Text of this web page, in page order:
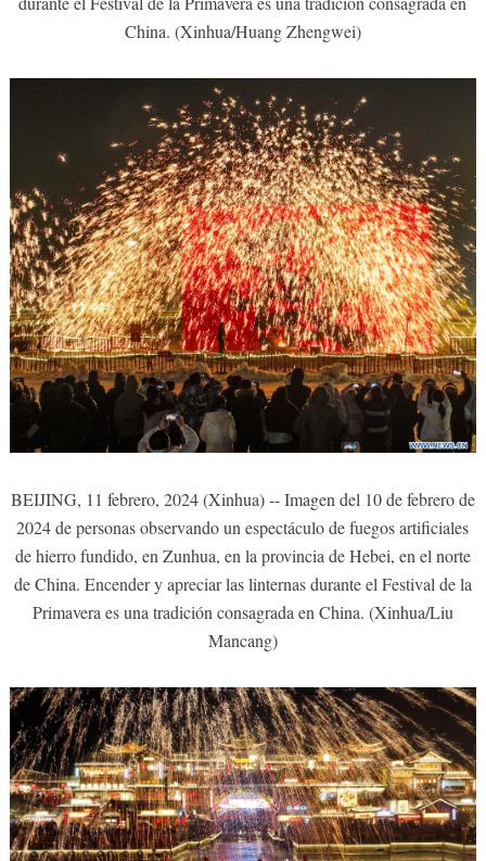
China. (Xinhua/Huang Zhengwei)
BEIJING, 11 febrero, 2024 (Xinhua) -- Imagen del 10 de febrero de
2024 de personas observando un espectáculo de fuegos artificiales
de hierro fundido, en Zunhua, en la provincia de Hebei, en el norte
de China. Encender y apreciar las linternas durante el Festival de la
Primavera es una tradición consagrada en China. (Xinhua/Liu
Mancang)